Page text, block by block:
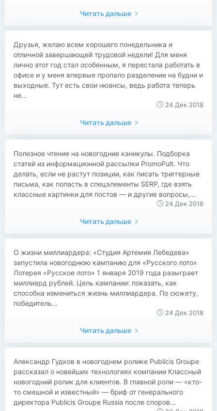
Читать дальше
Друзья, желаю всем хорошего понедельника и
отличной завершающей трудовой недели! Для меня
лично этот год стал особенным, я перестала работать в
офисе и у меня впервые пропало разделение на будни и
выходные. Тут есть свои нюансы, ведь работа теперь
не...
24 Дек 2018
Читать дальше
​Полезное чтение на новогодние каникулы. Подборка
статей из информационной рассылки PromoPult. Что
делать, если не растут позиции, как писать триггерные
письма, как попасть в спецэлементы SERP, где взять
классные картинки для постов — и другие вопросы,...
24 Дек 2018
Читать дальше
​​О жизни миллиардера: «Студия Артемия Лебедева»
запустила новогоднюю кампанию для «Русского лото»
Лотерея «Русское лото» 1 января 2019 года разыграет
миллиард рублей. Цель кампании: показать, как
способна измениться жизнь миллиардера. По сюжету,
победитель...
24 Дек 2018
Читать дальше
​​Александр Гудков в новогоднем ролике Publicis Groupe
рассказал о новейших технологиях компании Классный
новогодний ролик для клиентов. В главной роли — «кто-
то смешной и известный» — бриф от генерального
директора Publicis Groupe Russia после споров...